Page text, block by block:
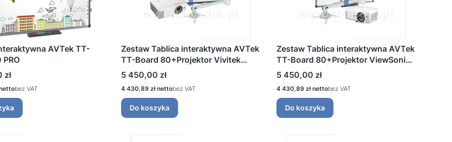
AVTek TT-
zł
bez VAT
Zestaw Tablica interaktywna AVTek
TT-Board 80+Projektor Vivitek
DX335ST-EDU+Avtek WallMount
Next 1200
Cena
5 450,00 zł
Cena
4 430,89 zł bez VAT
Do koszyka
Zestaw Tablica interaktywna AVTek
TT-Board 80+Projektor ViewSonic
PS502X-EDU+Avtek WallMount
Next 1200
Cena
5 450,00 zł
Cena
4 430,89 zł bez VAT
Do koszyka